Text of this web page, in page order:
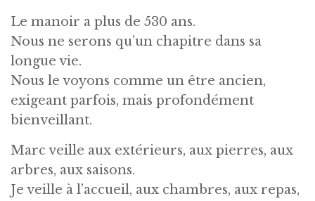
Le manoir a plus de 530 ans.
Nous ne serons qu’un chapitre dans sa
longue vie.
Nous le voyons comme un être ancien,
exigeant parfois, mais profondément
bienveillant.
Marc veille aux extérieurs, aux pierres, aux
arbres, aux saisons.
Je veille à l’accueil, aux chambres, aux repas,